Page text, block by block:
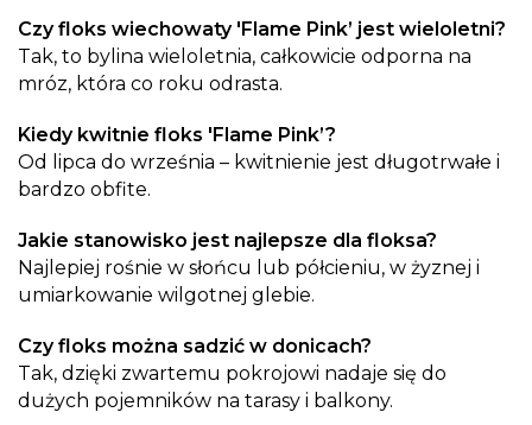
Czy floks wiechowaty 'Flame Pink’ jest wieloletni?
Tak, to bylina wieloletnia, całkowicie odporna na
mróz, która co roku odrasta.
Kiedy kwitnie floks 'Flame Pink’?
Od lipca do września – kwitnienie jest długotrwałe i
bardzo obfite.
Jakie stanowisko jest najlepsze dla floksa?
Najlepiej rośnie w słońcu lub półcieniu, w żyznej i
umiarkowanie wilgotnej glebie.
Czy floks można sadzić w donicach?
Tak, dzięki zwartemu pokrojowi nadaje się do
dużych pojemników na tarasy i balkony.